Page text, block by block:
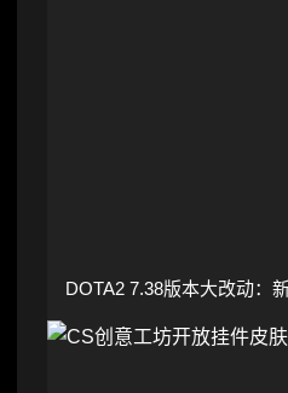
DOTA2 7.38版本大改动：